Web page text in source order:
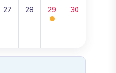
27 28 29 30